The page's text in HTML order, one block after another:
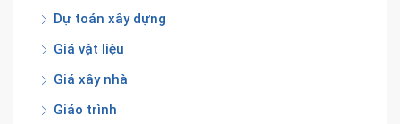
Dự toán xây dựng
Giá vật liệu
Giá xây nhà
Giáo trình